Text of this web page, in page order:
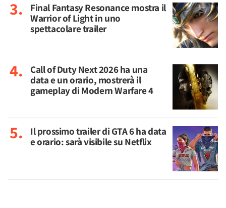
Final Fantasy Resonance mostra il
Warrior of Light in uno
spettacolare trailer
Call of Duty Next 2026 ha una
data e un orario, mostrerà il
gameplay di Modern Warfare 4
Il prossimo trailer di GTA 6 ha data
e orario: sarà visibile su Netflix